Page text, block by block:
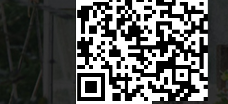
парниковой рамы необходима, потому что она образует
основу всей структуры. Более толстая и правильно
распределенная трубка повышает стабильность, снижая
риск изгиба или разрушения, когда прорываются сильные
порывы. Тип и качество полиэтиленового покрытия также
играют роль в способности политуннельной теплицы